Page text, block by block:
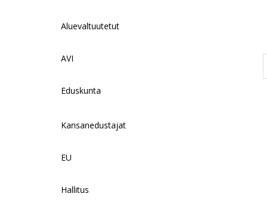
Aluevaltuutetut
AVI
Eduskunta
Kansanedustajat
EU
Hallitus